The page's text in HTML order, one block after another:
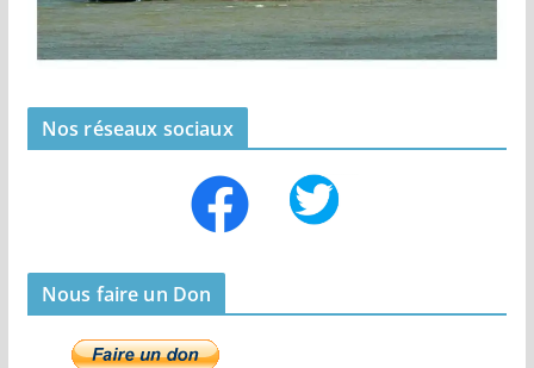
Nos réseaux sociaux
Nous faire un Don